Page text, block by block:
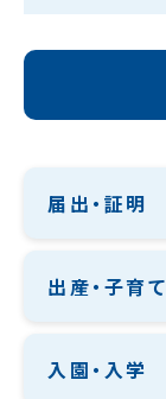
届出・証明
出産・子育て
入園・入学